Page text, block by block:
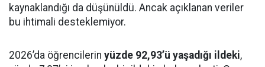
kaynaklandığı da düşünüldü. Ancak açıklanan veriler
bu ihtimali desteklemiyor.
2026’da öğrencilerin yüzde 92,93’ü yaşadığı ildeki,